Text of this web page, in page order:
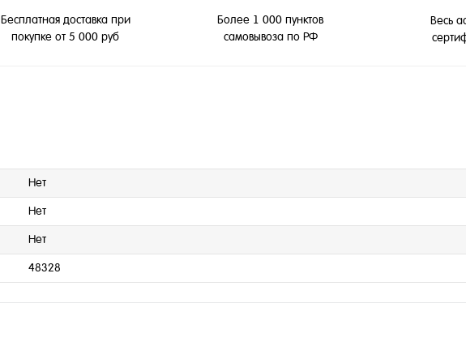
Бесплатная доставка при
покупке от 5 000 руб
Более 1 000 пунктов
самовывоза по РФ
Весь
Нет
Нет
Нет
48328